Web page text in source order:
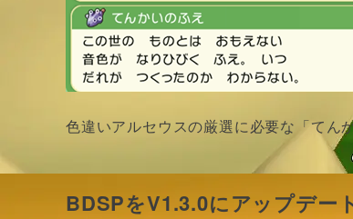
色違いアルセウスの厳選に必要な「てん
BDSPをV1.3.0にアップデー